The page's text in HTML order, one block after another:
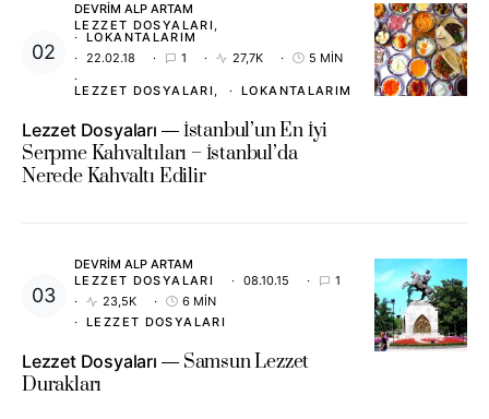
DEVRIM ALP ARTAM
LEZZET DOSYALARI
LOKANTALARIM
22.02.18
1 27,7K 5 MIN
LEZZET DOSYALARI LOKANTALARIM
Lezzet Dosyaları
İstanbul’un En İyi
Serpme Kahvaltıları – İstanbul’da
Nerede Kahvaltı Edilir
DEVRIM ALP ARTAM
LEZZET DOSYALARI
08.10.15
1
23,5K
6 MIN
LEZZET DOSYALARI
Lezzet Dosyaları
Samsun Lezzet
Durakları